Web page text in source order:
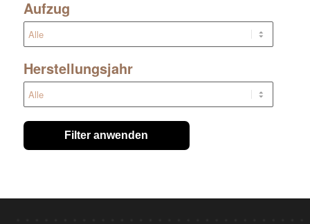
Aufzug
Herstellungsjahr
Filter anwenden